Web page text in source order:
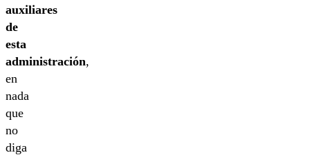
auxiliares
de
esta
administración,
en
nada
que
no
diga